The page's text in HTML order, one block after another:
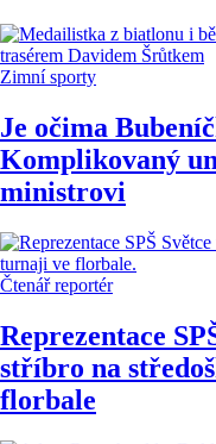
Zimní sporty
Je očima
Komplikovaný
ministrovi
Čtenář reportér
Reprezentace
stříbro na
florbale